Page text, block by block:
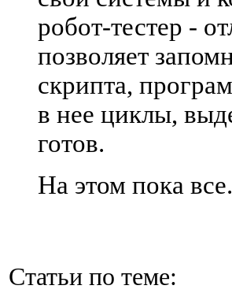
робот-тестер -
позволяет
скрипта,
в нее циклы,
готов.
На этом пока все.
Статьи по теме: